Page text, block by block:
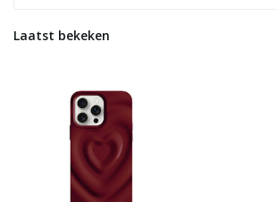
Laatst bekeken